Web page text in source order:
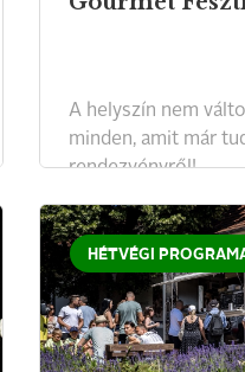
A helyszín nem
minden, amit már
rendezvényről!
HÉTVÉGI